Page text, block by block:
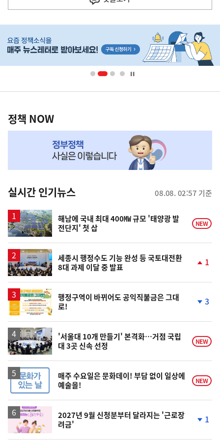
단
영
책
NOW,
뉴
스
정책 NOW
실시간 인기뉴스 08.08. 02:57 기준
해남에 국내 최대 400㎿ 규모 '태양광 발
전단지' 첫 삽
NEW
세종시 행정수도 기능 완성 등 국토대전환
8대 과제 이달 중 발표
1
행정구역이 바뀌어도 공익직불금은 그대
로!
락
3
'서울대 10개 만들기' 본격화…거점 국립
대 3곳 신속 선정
NEW
매주 수요일은 문화데이! 부담 없이 일상에
예술을!
NEW
2027년 9월 신청분부터 달라지는 '근로장
려금'
1